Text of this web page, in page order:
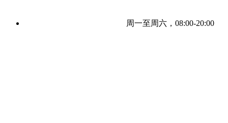
周一至周六，08:00-20:00